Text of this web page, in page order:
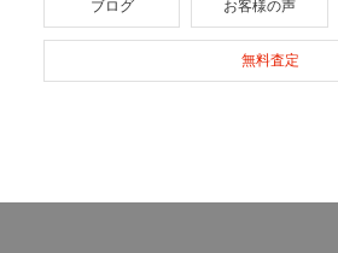
ブログ お客様の声
無料査定